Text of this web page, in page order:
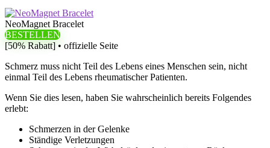
NeoMagnet Bracelet
BESTELLEN
[50% Rabatt] • offizielle Seite
Schmerz muss nicht Teil des Lebens eines Menschen sein, nicht
einmal Teil des Lebens rheumatischer Patienten.
Wenn Sie dies lesen, haben Sie wahrscheinlich bereits Folgendes
erlebt:
Schmerzen in der Gelenke
Ständige Verletzungen